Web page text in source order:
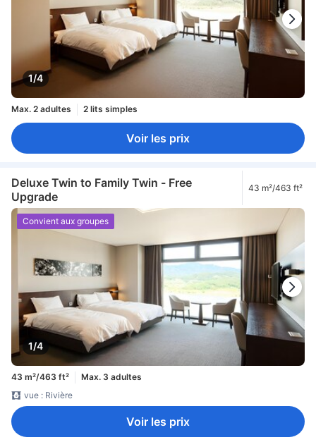
1/4
Max. 2 adultes 2 lits simples
Voir les prix
Deluxe Twin to Family Twin - Free
Upgrade
43 m²/463 ft²
1/4
Convient aux groupes
43 m²/463 ft²
Max. 3 adultes
vue : Rivière
Voir les prix